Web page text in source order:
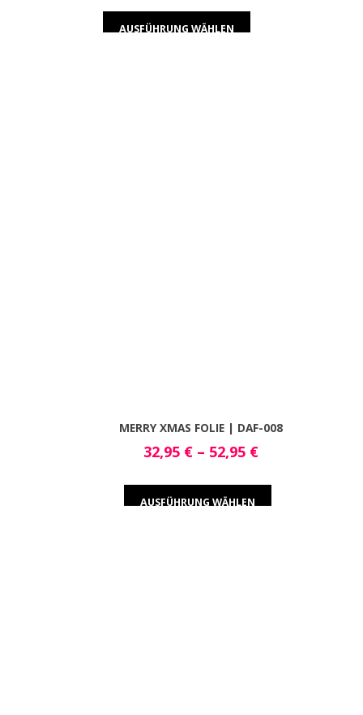
AUSFÜHRUNG WÄHLEN
MERRY XMAS FOLIE | DAF-008
32,95 €– 52,95 €
AUSFÜHRUNG WÄHLEN